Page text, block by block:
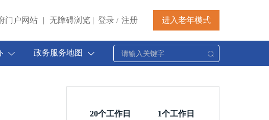
门户网站 | 无障碍浏览 | 登录 / 注册 进入老年模式
政务服务地图
20个工作日 1个工作日